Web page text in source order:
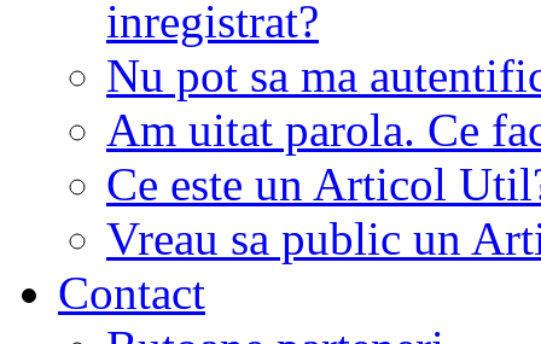
inregistrat?
Nu pot sa ma
Am uitat parola. Ce
Ce este un Articol
Vreau sa public un
Contact